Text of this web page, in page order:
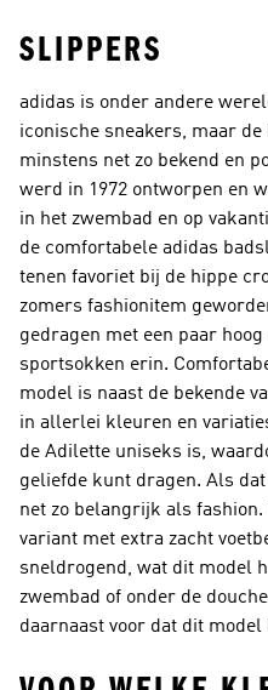
SLIPPERS
adidas is onder andere
iconische sneakers, maar
minstens net zo bekend en
werd in 1972 ontworpen en
in het zwembad en op
de comfortabele adidas
tenen favoriet bij de hippe
zomers fashionitem
gedragen met een paar
sportsokken erin.
model is naast de bekende
in allerlei kleuren en
de Adilette uniseks is,
geliefde kunt dragen. Als
net zo belangrijk als
variant met extra zacht
sneldrogend, wat dit model
zwembad of onder de
daarnaast voor dat dit